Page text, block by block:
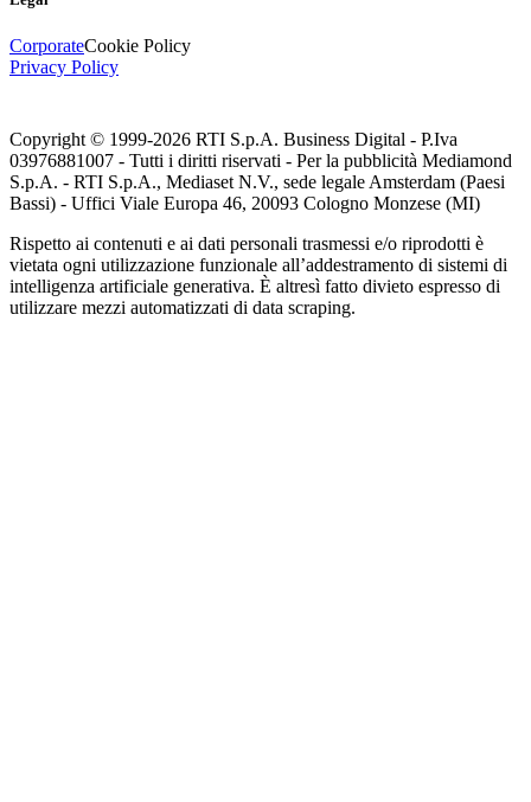
CorporateCookie Policy
Privacy Policy
Copyright © 1999-2026 RTI S.p.A. Business Digital - P.Iva
03976881007 - Tutti i diritti riservati - Per la pubblicità Mediamond
S.p.A. - RTI S.p.A., Mediaset N.V., sede legale Amsterdam (Paesi
Bassi) - Uffici Viale Europa 46, 20093 Cologno Monzese (MI)
Rispetto ai contenuti e ai dati personali trasmessi e/o riprodotti è
vietata ogni utilizzazione funzionale all’addestramento di sistemi di
intelligenza artificiale generativa. È altresì fatto divieto espresso di
utilizzare mezzi automatizzati di data scraping.